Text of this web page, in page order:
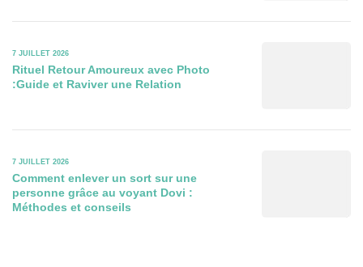
7 JUILLET 2026
Rituel Retour Amoureux avec Photo
:Guide et Raviver une Relation
7 JUILLET 2026
Comment enlever un sort sur une
personne grâce au voyant Dovi :
Méthodes et conseils